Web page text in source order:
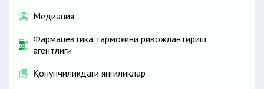
Медиация
Фармацевтика тармоғини ривожлантириш
агентлиги
Қонунчиликдаги янгиликлар